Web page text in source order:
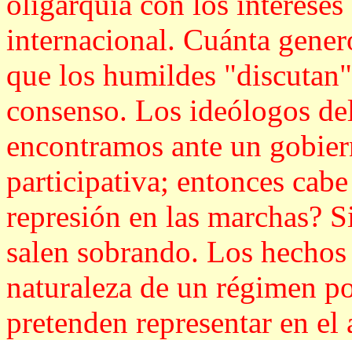
internacional. Cuánta
que los humildes
consenso. Los ideólogos
encontramos ante un
participativa; entonces
represión en las marchas?
salen sobrando. Los
naturaleza de un régimen
pretenden representar en